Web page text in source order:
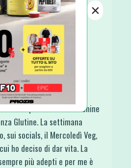
VEGETARIANE SECONDI
con
Vegan e
che a primo impatto
Strapazzato con Zucchine
Glutine. La settimana
sui socials, il Mercoledì Veg,
ho deciso di dar vita. La
più adepti e per me è
×